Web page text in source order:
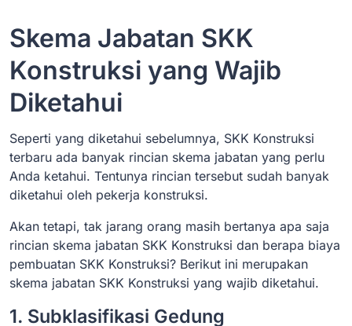
Skema Jabatan SKK
Konstruksi yang Wajib
Diketahui
Seperti yang diketahui sebelumnya, SKK Konstruksi
terbaru ada banyak rincian skema jabatan yang perlu
Anda ketahui. Tentunya rincian tersebut sudah banyak
diketahui oleh pekerja konstruksi.
Akan tetapi, tak jarang orang masih bertanya apa saja
rincian skema jabatan SKK Konstruksi dan berapa biaya
pembuatan SKK Konstruksi? Berikut ini merupakan
skema jabatan SKK Konstruksi yang wajib diketahui.
1. Subklasifikasi Gedung